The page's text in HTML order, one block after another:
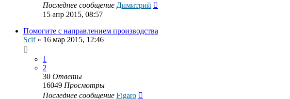
Последнее сообщение Димитрий
15 апр 2015, 08:57
Помогите с направлением производства
Scif» 16 мар 2015, 12:46
1
2
30 Ответы
16049 Просмотры
Последнее сообщение Figaro